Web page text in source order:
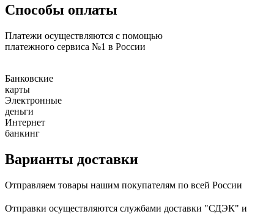
Способы оплаты
Платежи осуществляются с помощью
платежного сервиса №1 в России
Банковские
карты
Электронные
деньги
Интернет
банкинг
Варианты доставки
Отправляем товары нашим покупателям по всей России
Отправки осуществляются службами доставки "СДЭК" и